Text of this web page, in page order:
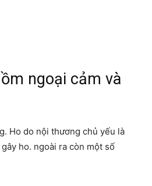
ngoại cảm và
Ho do nội thương chủ yếu là
ho. ngoài ra còn một số